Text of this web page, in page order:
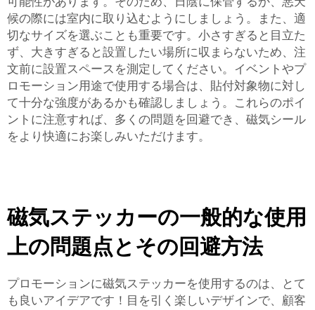
候の際には室内に取り込むようにしましょう。また、適
切なサイズを選ぶことも重要です。小さすぎると目立た
ず、大きすぎると設置したい場所に収まらないため、注
文前に設置スペースを測定してください。イベントやプ
ロモーション用途で使用する場合は、貼付対象物に対し
て十分な強度があるかも確認しましょう。これらのポイ
ントに注意すれば、多くの問題を回避でき、磁気シール
をより快適にお楽しみいただけます。
磁気ステッカーの一般的な使用
上の問題点とその回避方法
プロモーションに磁気ステッカーを使用するのは、とて
も良いアイデアです！目を引く楽しいデザインで、顧客